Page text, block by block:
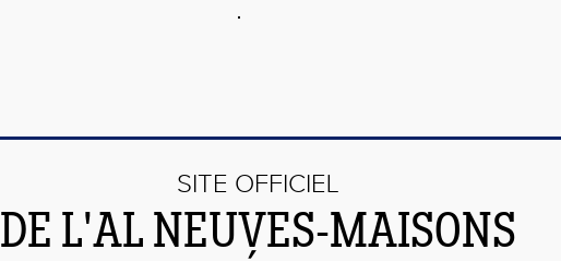
SITE OFFICIEL
DE L'AL NEUVES-MAISONS